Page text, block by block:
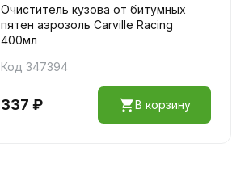
Очиститель кузова от битумных
пятен аэрозоль Carville Racing
400мл
Код 347394
337 ₽ В корзину